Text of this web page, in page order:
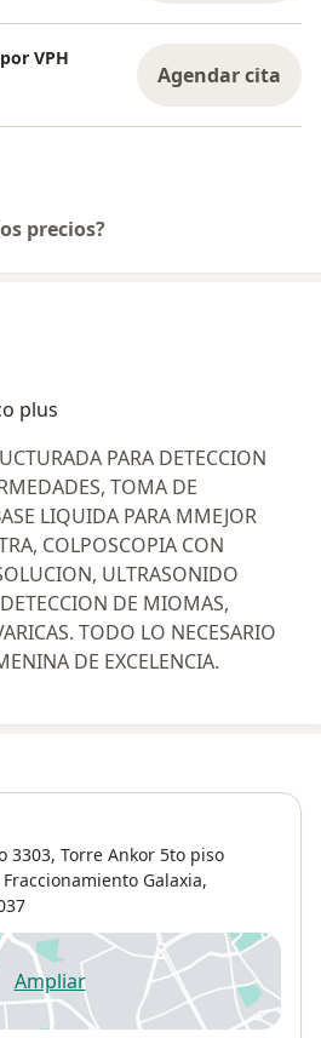
VPH
Agendar cita
precios?
plus
PARA DETECCION
TOMA DE
LIQUIDA PARA MMEJOR
COLPOSCOPIA CON
ULTRASONIDO
DE MIOMAS,
TODO LO NECESARIO
DE EXCELENCIA.
3303, Torre Ankor 5to piso
Fraccionamiento Galaxia,
Ampliarse abre en una nueva